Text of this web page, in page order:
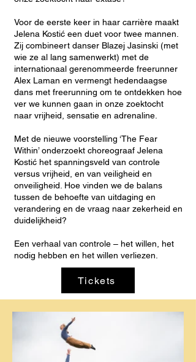
Voor de eerste keer in haar carrière maakt
Jelena Kostić een duet voor twee mannen.
Zij combineert danser Blazej Jasinski (met
wie ze al lang samenwerkt) met de
internationaal gerenommeerde freerunner
Alex Laman en vermengt hedendaagse
dans met freerunning om te ontdekken hoe
ver we kunnen gaan in onze zoektocht
naar vrijheid, sensatie en adrenaline.
Met de nieuwe voorstelling ‘The Fear
Within’ onderzoekt choreograaf Jelena
Kostić het spanningsveld van controle
versus vrijheid, en van veiligheid en
onveiligheid. Hoe vinden we de balans
tussen de behoefte van uitdaging en
verandering en de vraag naar zekerheid en
duidelijkheid?
Een verhaal van controle – het willen, het
nodig hebben en het willen verliezen.
Tickets